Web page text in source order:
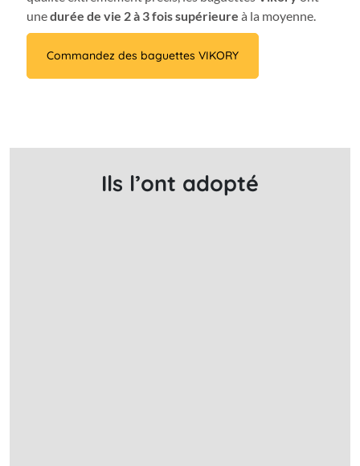
unedurée de vie 2 à 3 fois supérieure à la moyenne.
Commandez des baguettes VIKORY
Ils l’ont adopté